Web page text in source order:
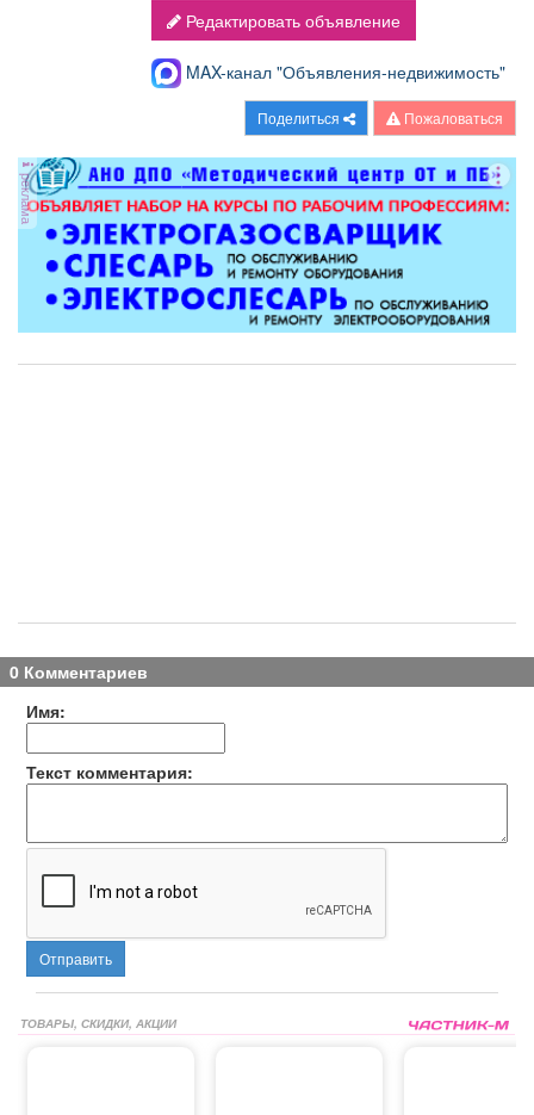
Редактировать объявление
MAX-канал "Объявления-недвижимость"
Поделиться Пожаловаться
реклама
0 Комментариев
Имя:
Текст комментария:
Отправить
ТОВАРЫ, СКИДКИ, АКЦИИ